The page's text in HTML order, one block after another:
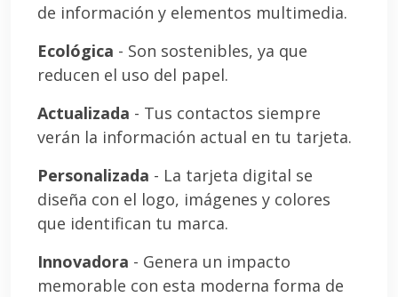
de información y elementos multimedia.
Ecológica - Son sostenibles, ya que
reducen el uso del papel.
Actualizada - Tus contactos siempre
verán la información actual en tu tarjeta.
Personalizada - La tarjeta digital se
diseña con el logo, imágenes y colores
que identifican tu marca.
Innovadora - Genera un impacto
memorable con esta moderna forma de